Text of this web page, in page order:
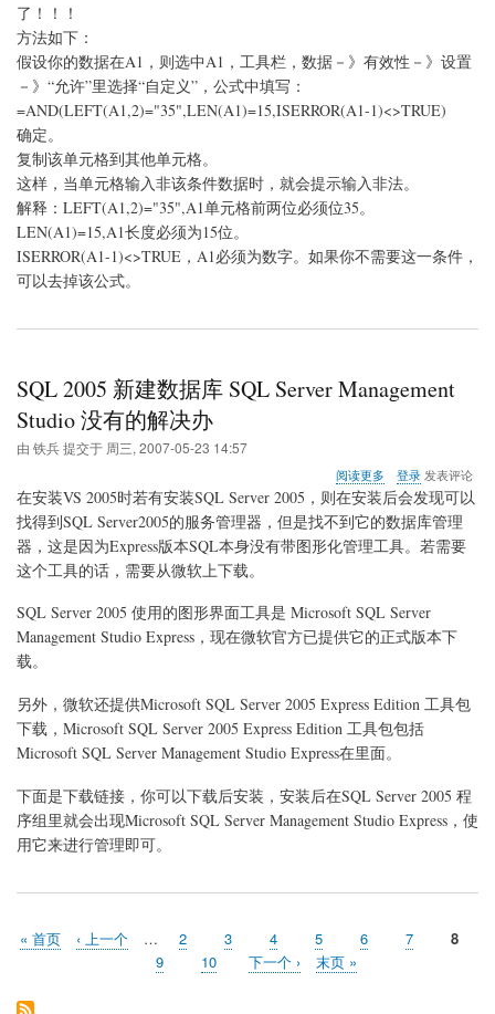
元
的
格
了！！！
方法如下：
假设你的数据在A1，则选中A1，工具栏，数据－》有效性－》设置
－》“允许”里选择“自定义”，公式中填写：
=AND(LEFT(A1,2)="35",LEN(A1)=15,ISERROR(A1-1)<>TRUE)
确定。
复制该单元格到其他单元格。
这样，当单元格输入非该条件数据时，就会提示输入非法。
解释：LEFT(A1,2)="35",A1单元格前两位必须位35。
LEN(A1)=15,A1长度必须为15位。
ISERROR(A1-1)<>TRUE，A1必须为数字。如果你不需要这一条件，
可以去掉该公式。
SQL 2005 新建数据库 SQL Server Management
Studio 没有的解决办
由 铁兵提交于 周三, 2007-05-23 14:57
阅读更多
于
SQL
2005
新
据
库
SQL
Studio
有
的
决
登录发表评论
在安装VS 2005时若有安装SQL Server 2005，则在安装后会发现可以
找得到SQL Server2005的服务管理器，但是找不到它的数据库管理
器，这是因为Express版本SQL本身没有带图形化管理工具。若需要
这个工具的话，需要从微软上下载。
SQL Server 2005 使用的图形界面工具是 Microsoft SQL Server
Management Studio Express，现在微软官方已提供它的正式版本下
载。
另外，微软还提供Microsoft SQL Server 2005 Express Edition 工具包
下载，Microsoft SQL Server 2005 Express Edition 工具包包括
Microsoft SQL Server Management Studio Express在里面。
下面是下载链接，你可以下载后安装，安装后在SQL Server 2005 程
序组里就会出现Microsoft SQL Server Management Studio Express，使
用它来进行管理即可。
分
首
« 首页
前
‹ 上一个 …
页
2
页
3
页
面
4
页
面
5
页
6
页
7
当
8
页
9
页
10
下
下一个 ›
末
末页 »